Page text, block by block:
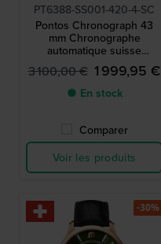
PT6388-SS001-420-4-SC
Pontos Chronograph 43
mm Chronographe
automatique suisse
présentant de minuscules
rayures
3 100,00 € 1 999,95 €
● En stock
Comparer
Voir les produits
-30%